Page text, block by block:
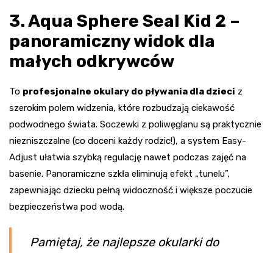
3. Aqua Sphere Seal Kid 2 –
panoramiczny widok dla
małych odkrywców
To profesjonalne okulary do pływania dla dzieci z
szerokim polem widzenia, które rozbudzają ciekawość
podwodnego świata. Soczewki z poliwęglanu są praktycznie
niezniszczalne (co doceni każdy rodzic!), a system Easy-
Adjust ułatwia szybką regulację nawet podczas zajęć na
basenie. Panoramiczne szkła eliminują efekt „tunelu”,
zapewniając dziecku pełną widoczność i większe poczucie
bezpieczeństwa pod wodą.
Pamiętaj, że najlepsze okularki do